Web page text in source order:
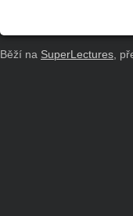
Běží na SuperLectures,